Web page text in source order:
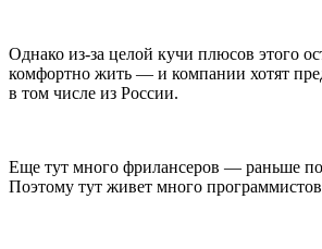
Однако из-за целой кучи плюсов этого
комфортно жить — и компании хотят
в том числе из России.
Еще тут много фрилансеров — раньше
Поэтому тут живет много